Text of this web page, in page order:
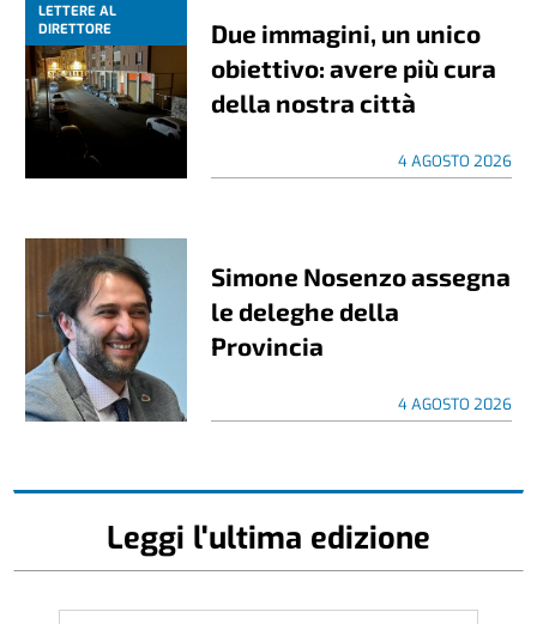
LETTERE AL
DIRETTORE
Due immagini, un unico
obiettivo: avere più cura
della nostra città
4 AGOSTO 2026
Simone Nosenzo assegna
le deleghe della
Provincia
4 AGOSTO 2026
Leggi l'ultima edizione